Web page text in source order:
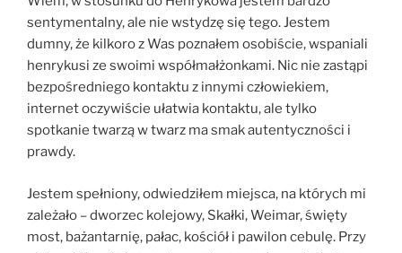
sentymentalny, ale nie wstydzę się tego. Jestem
dumny, że kilkoro z Was poznałem osobiście, wspaniali
henrykusi ze swoimi współmałżonkami. Nic nie zastąpi
bezpośredniego kontaktu z innymi człowiekiem,
internet oczywiście ułatwia kontaktu, ale tylko
spotkanie twarzą w twarz ma smak autentyczności i
prawdy.
Jestem spełniony, odwiedziłem miejsca, na których mi
zależało – dworzec kolejowy, Skałki, Weimar, święty
most, bażantarnię, pałac, kościół i pawilon cebulę. Przy